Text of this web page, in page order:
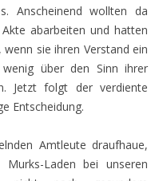
Anscheinend wollten da
abarbeiten und hatten
sie ihren Verstand ein
über den Sinn ihrer
Jetzt folgt der verdiente
Entscheidung.
Amtleute draufhaue,
Laden bei unseren